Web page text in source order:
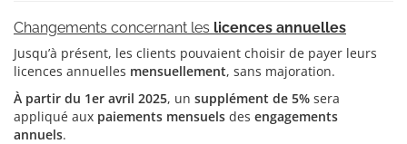
Changements concernant les licences annuelles
Jusqu’à présent, les clients pouvaient choisir de payer leurs
licences annuelles mensuellement, sans majoration.
À partir du 1er avril 2025, un supplément de 5% sera
appliqué aux paiements mensuels des engagements
annuels.